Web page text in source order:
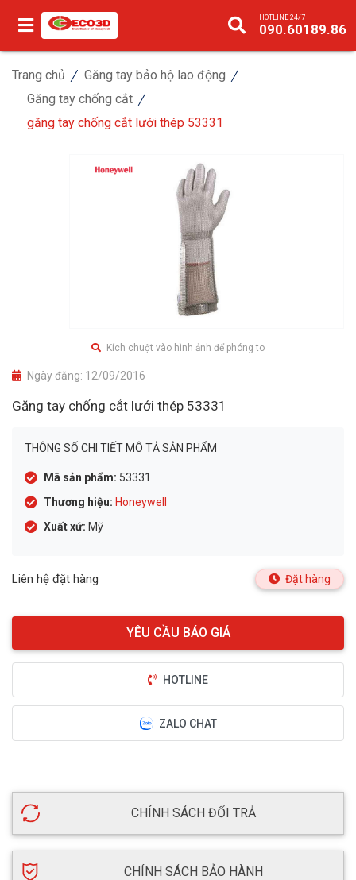
HOTLINE 24/7
090.60189.86
Trang chủ
Găng tay bảo hộ lao động
Găng tay chống cắt
găng tay chống cắt lưới thép 53331
Kích chuột vào hình ảnh để phóng to
Ngày đăng: 12/09/2016
Găng tay chống cắt lưới thép 53331
THÔNG SỐ CHI TIẾT MÔ TẢ SẢN PHẨM
Mã sản phẩm: 53331
Thương hiệu: Honeywell
Xuất xứ: Mỹ
Liên hệ đặt hàng Đặt hàng
HOTLINE
ZALO CHAT
CHÍNH SÁCH ĐỔI TRẢ
CHÍNH SÁCH BẢO HÀNH